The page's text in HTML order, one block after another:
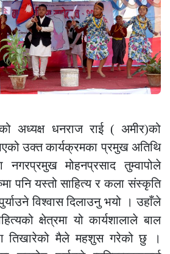
अध्यक्ष धनराज राई ( अमीर)को
उक्त कार्यक्रमका प्रमुख अतिथि
नगरप्रमुख मोहनप्रसाद तुम्वापोले
पनि यस्तो साहित्य र कला संस्कृति
विश्वास दिलाउनु भयो । उहाँले
क्षेत्रमा यो कार्यशालाले बाल
तिखारेको मैले महशुस गरेको छु ।